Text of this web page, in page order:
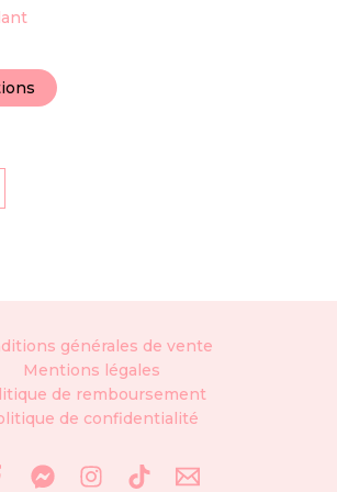
du
générales de vente
Mentions légales
de remboursement
de confidentialité